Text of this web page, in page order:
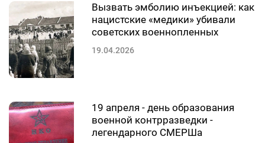
Вызвать эмболию инъекцией: как
нацистские «медики» убивали
советских военнопленных
19.04.2026
19 апреля - день образования
военной контрразведки -
легендарного СМЕРШа